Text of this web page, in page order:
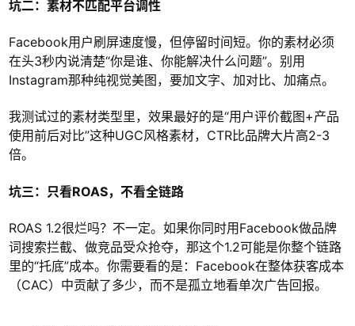
坑二：素材不匹配平台调性
Facebook用户刷屏速度慢，但停留时间短。你的素材必须
在头3秒内说清楚“你是谁、你能解决什么问题”。别用
Instagram那种纯视觉美图，要加文字、加对比、加痛点。
我测试过的素材类型里，效果最好的是“用户评价截图+产品
使用前后对比”这种UGC风格素材，CTR比品牌大片高2-3
倍。
坑三：只看ROAS，不看全链路
ROAS 1.2很烂吗？不一定。如果你同时用Facebook做品牌
词搜索拦截、做竞品受众抢夺，那这个1.2可能是你整个链路
里的“托底”成本。你需要看的是：Facebook在整体获客成本
（CAC）中贡献了多少，而不是孤立地看单次广告回报。